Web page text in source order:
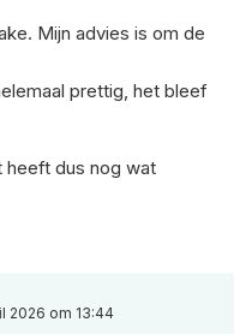
Mijn advies is om de
prettig, het bleef
heeft dus nog wat
2026 om 13:44